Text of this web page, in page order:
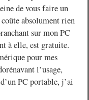
de vous faire un
absolument rien
sur mon PC
à elle, est gratuite.
pour mes
l’usage,
PC portable, j’ai